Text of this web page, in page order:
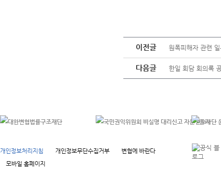
이전글 원폭피해자 관련
다음글 한일 회담 회의록
개인정보처리지침 개인정보무단수집거부
변협에 바란다
모바일 홈페이지